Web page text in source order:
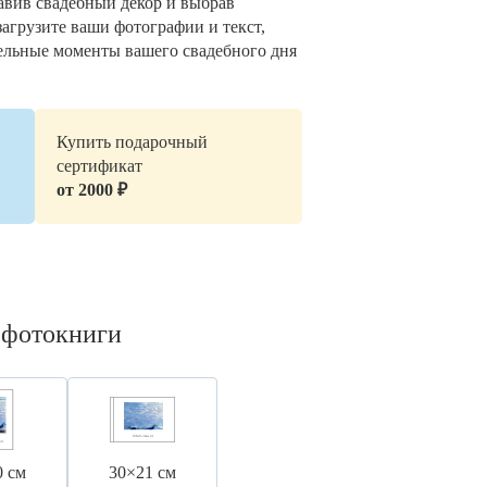
ваши фотографии и текст,
моменты вашего свадебного дня
Купить подарочный
сертификат
от 2000 ₽
см 30×21 см